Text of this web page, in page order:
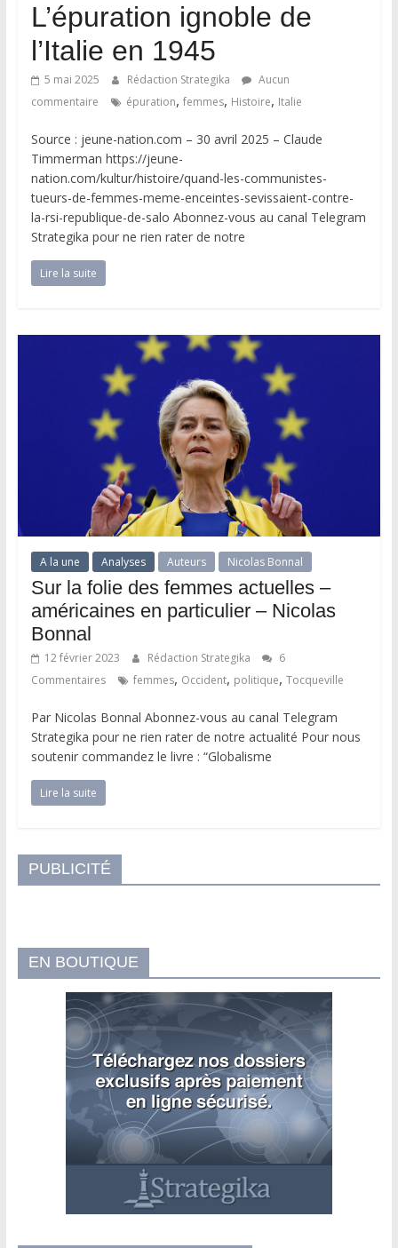
L’épuration ignoble de
l’Italie en 1945
5 mai 2025 Rédaction Strategika
Aucun
commentaire
épuration, femmes, Histoire, Italie
Source : jeune-nation.com – 30 avril 2025 – Claude
Timmerman https://jeune-
nation.com/kultur/histoire/quand-les-communistes-
tueurs-de-femmes-meme-enceintes-sevissaient-contre-
la-rsi-republique-de-salo Abonnez-vous au canal Telegram
Strategika pour ne rien rater de notre
Lire la suite
A la une Analyses Auteurs Nicolas Bonnal
Sur la folie des femmes actuelles –
américaines en particulier – Nicolas
Bonnal
12 février 2023 Rédaction Strategika
6
Commentaires
femmes, Occident, politique, Tocqueville
Par Nicolas Bonnal Abonnez-vous au canal Telegram
Strategika pour ne rien rater de notre actualité Pour nous
soutenir commandez le livre : “Globalisme
Lire la suite
PUBLICITÉ
EN BOUTIQUE